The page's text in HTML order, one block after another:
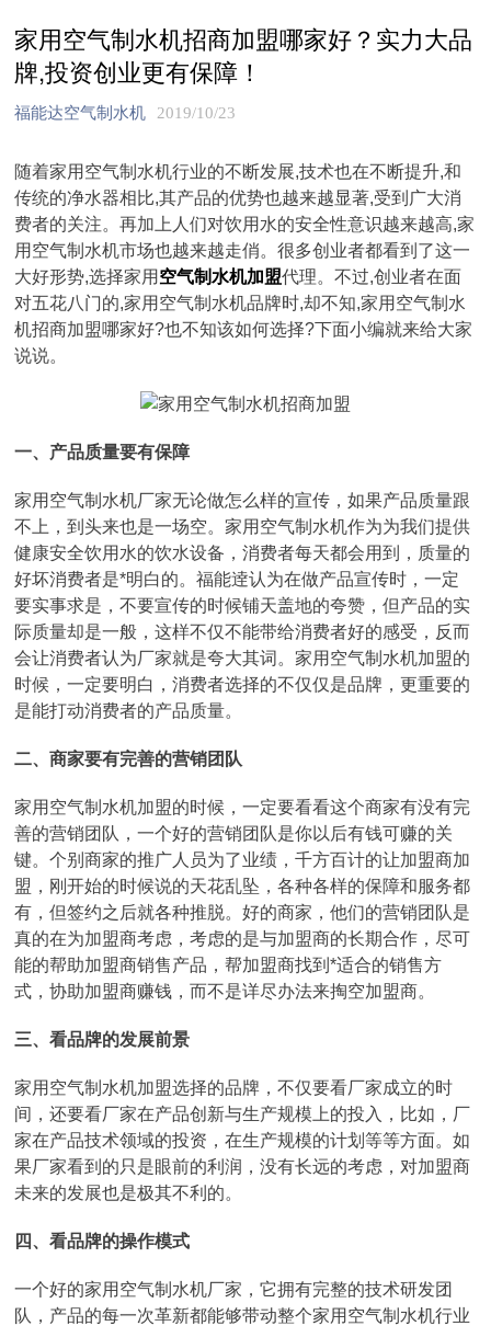
家用空气制水机招商加盟哪家好？实力大品
牌,投资创业更有保障！
福能达空气制水机 2019/10/23
随着家用空气制水机行业的不断发展,技术也在不断提升,和
传统的净水器相比,其产品的优势也越来越显著,受到广大消
费者的关注。再加上人们对饮用水的安全性意识越来越高,家
用空气制水机市场也越来越走俏。很多创业者都看到了这一
大好形势,选择家用 空气制水机加盟代理。不过,创业者在面
对五花八门的,家用空气制水机品牌时,却不知,家用空气制水
机招商加盟哪家好?也不知该如何选择?下面小编就来给大家
说说。
一、产品质量要有保障
家用空气制水机厂家无论做怎么样的宣传，如果产品质量跟
不上，到头来也是一场空。家用空气制水机作为为我们提供
健康安全饮用水的饮水设备，消费者每天都会用到，质量的
好坏消费者是*明白的。福能逹认为在做产品宣传时，一定
要实事求是，不要宣传的时候铺天盖地的夸赞，但产品的实
际质量却是一般，这样不仅不能带给消费者好的感受，反而
会让消费者认为厂家就是夸大其词。家用空气制水机加盟的
时候，一定要明白，消费者选择的不仅仅是品牌，更重要的
是能打动消费者的产品质量。
二、商家要有完善的营销团队
家用空气制水机加盟的时候，一定要看看这个商家有没有完
善的营销团队，一个好的营销团队是你以后有钱可赚的关
键。个别商家的推广人员为了业绩，千方百计的让加盟商加
盟，刚开始的时候说的天花乱坠，各种各样的保障和服务都
有，但签约之后就各种推脱。好的商家，他们的营销团队是
真的在为加盟商考虑，考虑的是与加盟商的长期合作，尽可
能的帮助加盟商销售产品，帮加盟商找到*适合的销售方
式，协助加盟商赚钱，而不是详尽办法来掏空加盟商。
三、看品牌的发展前景
家用空气制水机加盟选择的品牌，不仅要看厂家成立的时
间，还要看厂家在产品创新与生产规模上的投入，比如，厂
家在产品技术领域的投资，在生产规模的计划等等方面。如
果厂家看到的只是眼前的利润，没有长远的考虑，对加盟商
未来的发展也是极其不利的。
四、看品牌的操作模式
一个好的家用空气制水机厂家，它拥有完整的技术研发团
队，产品的每一次革新都能够带动整个家用空气制水机行业